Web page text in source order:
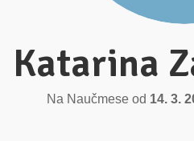
Katarina
Na Naučmese od 14. 3.